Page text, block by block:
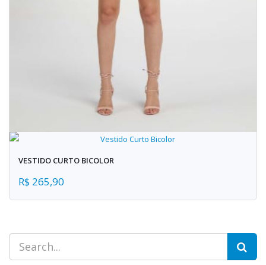
VESTIDO CURTO BICOLOR
R$ 265,90